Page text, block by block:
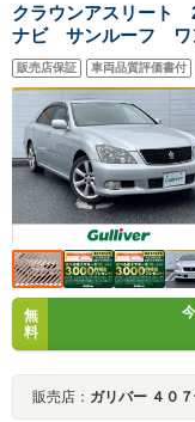
クラウンアスリート
ナビ サンルーフ ワ
販売店保証 車両品質評価書付
無
料
販売店： ガリバー ４０